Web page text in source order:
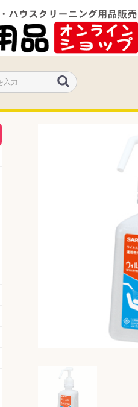
樹脂ワックス(一般製品)
ドライメンテナンス用樹
ニュートラ フロアケアシ
天然石材用・テラゾー・
ドライメンテナンス用樹
ワンタッチ式モップ
水切りドライヤー
その他アタッチメント
(ワンタッチ式用)
ドライバキューム
アップライトバキューム
コードレスタイプ
スタンダード
ハンディポリッシャー